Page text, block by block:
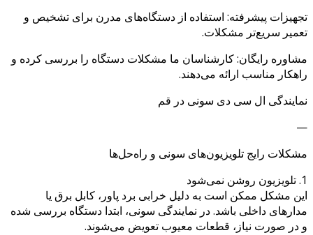
تجهیزات پیشرفته: استفاده از دستگاه‌های مدرن برای تشخیص و
تعمیر سریع‌تر مشکلات.
مشاوره رایگان: کارشناسان ما مشکلات دستگاه را بررسی کرده و
راهکار مناسب ارائه می‌دهند.
نمایندگی ال سی دی سونی در قم
—
مشکلات رایج تلویزیون‌های سونی و راه‌حل‌ها
1. تلویزیون روشن نمی‌شود
این مشکل ممکن است به دلیل خرابی برد پاور، کابل برق یا
مدارهای داخلی باشد. در نمایندگی سونی، ابتدا دستگاه بررسی شده
و در صورت نیاز، قطعات معیوب تعویض می‌شوند.